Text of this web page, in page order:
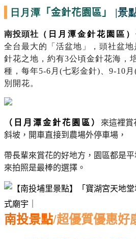
日月潭 「金針花園區」 |景
南投頭社 （日月潭金針花園區）
全台最大的「活盆地」，頭社盆
針花之地，約有3公頃金針花海，
種，每年5-6 月 (七彩金針) 9-10 月
別開花。
（日月潭金針花園區） 來這裡賞
斜坡，開車直接到農場外停車場，
帶長輩來賞花的好地方，園區都是
來拍照是最棒的選擇。
南投景點/超優質優惠好